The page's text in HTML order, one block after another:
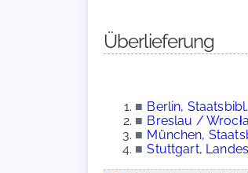
Überlieferung
■ Berlin,
■ Breslau /
■ München,
■ Stuttgart,